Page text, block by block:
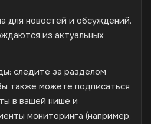
для новостей и обсуждений.
из актуальных
следите за разделом
также можете подписаться
в вашей нише и
мониторинга (например,